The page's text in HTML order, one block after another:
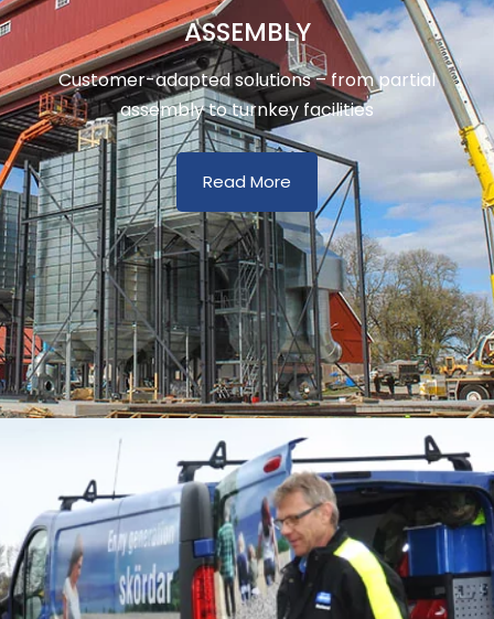
ASSEMBLY
Customer-adapted solutions – from partial
assembly to turnkey facilities
Read More